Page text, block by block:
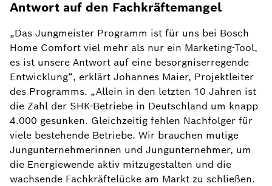
Antwort auf den Fachkräftemangel
„Das Jungmeister Programm ist für uns bei Bosch
Home Comfort viel mehr als nur ein Marketing-Tool,
es ist unsere Antwort auf eine besorgniserregende
Entwicklung“, erklärt Johannes Maier, Projektleiter
des Programms. „Allein in den letzten 10 Jahren ist
die Zahl der SHK-Betriebe in Deutschland um knapp
4.000 gesunken. Gleichzeitig fehlen Nachfolger für
viele bestehende Betriebe. Wir brauchen mutige
Jungunternehmerinnen und Jungunternehmer, um
die Energiewende aktiv mitzugestalten und die
wachsende Fachkräftelücke am Markt zu schließen.